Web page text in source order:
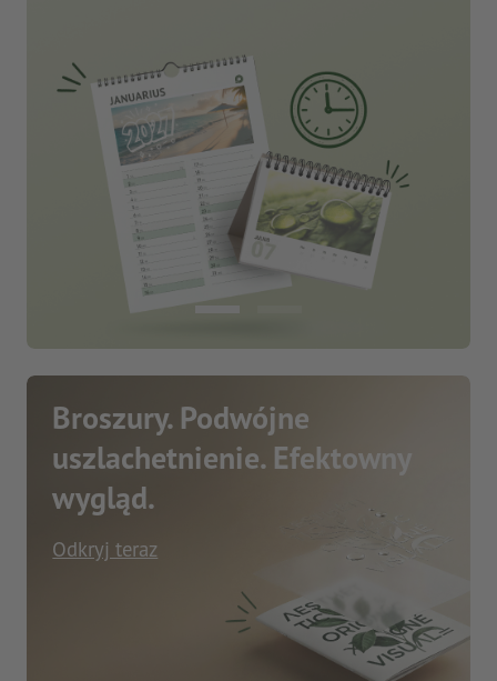
Broszury. Podwójne
uszlachetnienie. Efektowny
wygląd.
Odkryj teraz